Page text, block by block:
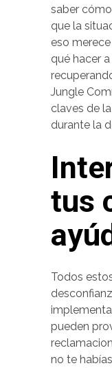
saber
que la
eso
qué hacer
Jungle
claves de
durante la
tus
Todos
pueden
no te